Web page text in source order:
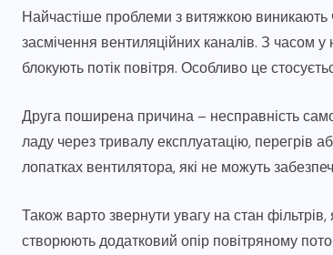
Найчастіше проблеми з витяжкою
засмічення вентиляційних каналів. З часом у
блокують потік повітря. Особливо це
Друга поширена причина – несправність
ладу через тривалу експлуатацію, перегрів
лопатках вентилятора, які не можуть
Також варто звернути увагу на стан
створюють додатковий опір повітряному